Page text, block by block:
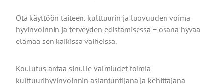
Ota käyttöön taiteen, kulttuurin ja luovuuden voima
hyvinvoinnin ja terveyden edistämisessä − osana hyvää
elämää sen kaikissa vaiheissa.
Koulutus antaa sinulle valmiudet toimia
kulttuurihyvinvoinnin asiantuntijana ja kehittäjänä